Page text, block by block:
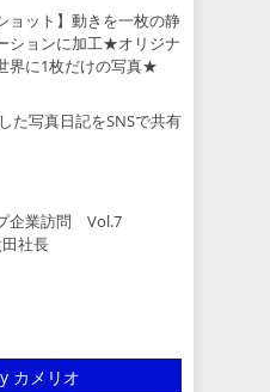
ョット】動きを一枚の静
ションに加工★オリジナ
界に1枚だけの写真★
た写真日記をSNSで共有
企業訪問 Vol.7
社長
カメリオ